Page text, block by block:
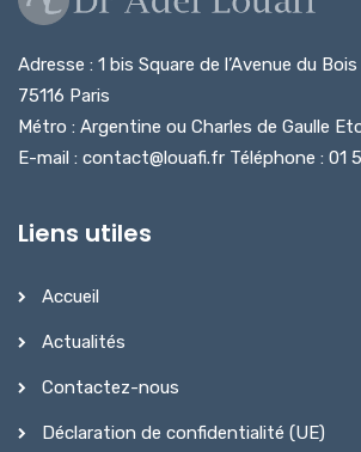
Adresse : 1 bis Square de l’Avenue du Bois
75116 Paris
Métro : Argentine ou Charles de Gaulle
E-mail : contact@louafi.fr Téléphone : 01
Liens utiles
Accueil
Actualités
Contactez-nous
Déclaration de confidentialité (UE)